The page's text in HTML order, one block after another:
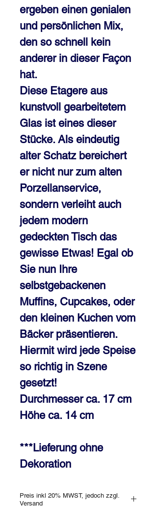
ergeben einen genialen
und persönlichen Mix,
den so schnell kein
anderer in dieser Façon
hat.
Diese Etagere aus
kunstvoll gearbeitetem
Glas ist eines dieser
Stücke. Als eindeutig
alter Schatz bereichert
er nicht nur zum alten
Porzellanservice,
sondern verleiht auch
jedem modern
gedeckten Tisch das
gewisse Etwas! Egal ob
Sie nun Ihre
selbstgebackenen
Muffins, Cupcakes, oder
den kleinen Kuchen vom
Bäcker präsentieren.
Hiermit wird jede Speise
so richtig in Szene
gesetzt!
Durchmesser ca. 17 cm
Höhe ca. 14 cm
***Lieferung ohne
Dekoration
Preis inkl 20% MWST, jedoch zzgl.
Versand